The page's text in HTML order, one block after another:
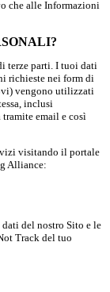
che alle Informazioni
terze parti. I tuoi dati
richieste nei form di
vengono utilizzati
inclusi
email e così
visitando il portale
Alliance:
del nostro Sito e le
Track del tuo